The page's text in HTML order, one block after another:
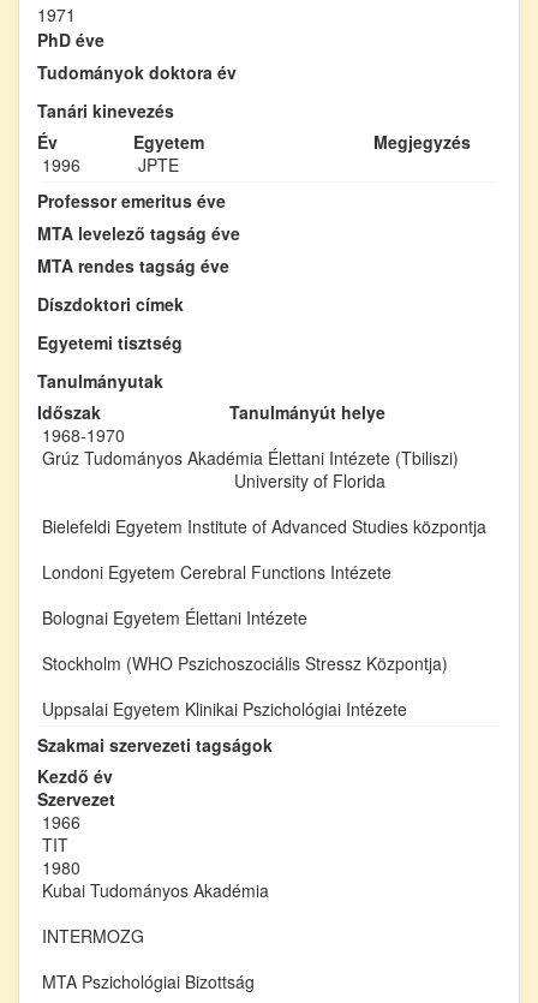
1971
PhD éve
Tudományok doktora év
Tanári kinevezés
Év
Egyetem
Megjegyzés
1996
JPTE
Professor emeritus éve
MTA levelező tagság éve
MTA rendes tagság éve
Díszdoktori címek
Egyetemi tisztség
Tanulmányutak
Időszak
Tanulmányút helye
1968-1970
Grúz Tudományos Akadémia Élettani Intézete (Tbiliszi)
University of Florida
Bielefeldi Egyetem Institute of Advanced Studies központja
Londoni Egyetem Cerebral Functions Intézete
Bolognai Egyetem Élettani Intézete
Stockholm (WHO Pszichoszociális Stressz Központja)
Uppsalai Egyetem Klinikai Pszichológiai Intézete
Szakmai szervezeti tagságok
Kezdő év
Szervezet
1966
TIT
1980
Kubai Tudományos Akadémia
INTERMOZG
MTA Pszichológiai Bizottság